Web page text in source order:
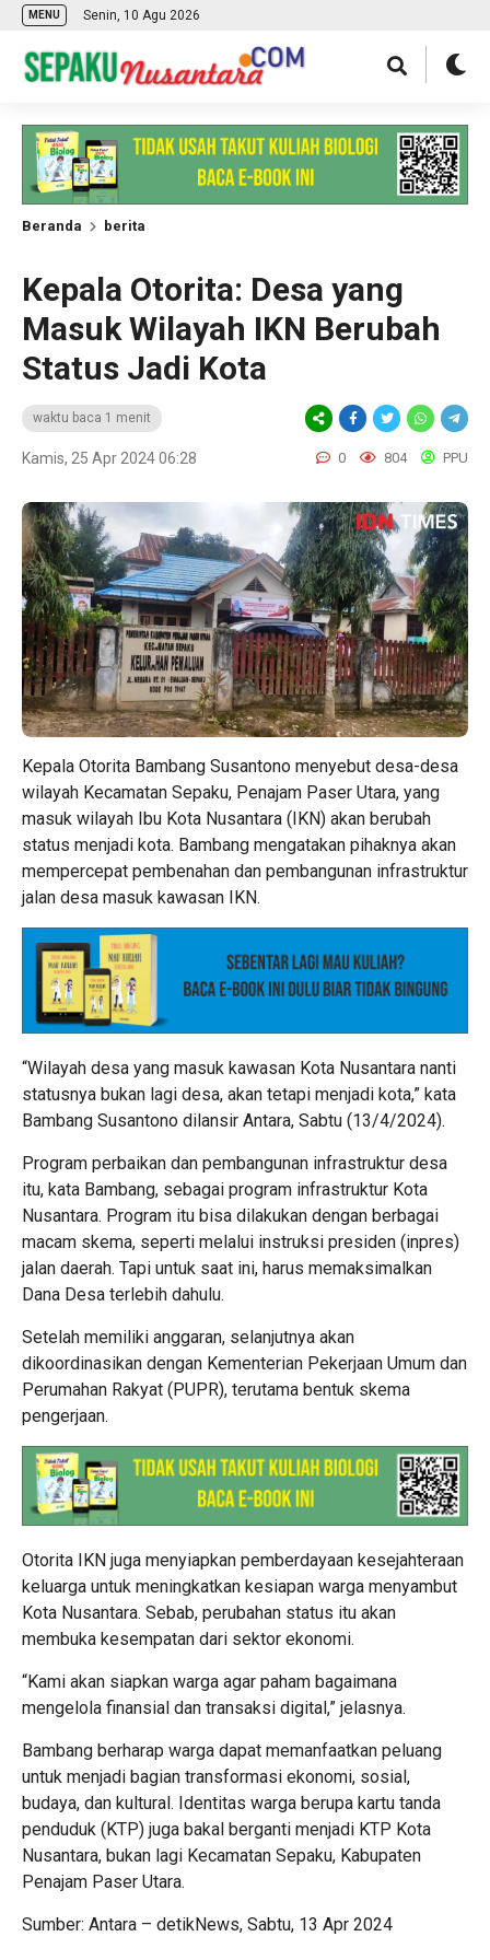
MENU Senin, 10 Agu 2026
Beranda berita
Kepala Otorita: Desa yang
Masuk Wilayah IKN Berubah
Status Jadi Kota
waktu baca 1 menit
Kamis, 25 Apr 2024 06:28 0 804 PPU
Kepala Otorita Bambang Susantono menyebut desa-desa
wilayah Kecamatan Sepaku, Penajam Paser Utara, yang
masuk wilayah Ibu Kota Nusantara (IKN) akan berubah
status menjadi kota. Bambang mengatakan pihaknya akan
mempercepat pembenahan dan pembangunan infrastruktur
jalan desa masuk kawasan IKN.
“Wilayah desa yang masuk kawasan Kota Nusantara nanti
statusnya bukan lagi desa, akan tetapi menjadi kota,” kata
Bambang Susantono dilansir Antara, Sabtu (13/4/2024).
Program perbaikan dan pembangunan infrastruktur desa
itu, kata Bambang, sebagai program infrastruktur Kota
Nusantara. Program itu bisa dilakukan dengan berbagai
macam skema, seperti melalui instruksi presiden (inpres)
jalan daerah. Tapi untuk saat ini, harus memaksimalkan
Dana Desa terlebih dahulu.
Setelah memiliki anggaran, selanjutnya akan
dikoordinasikan dengan Kementerian Pekerjaan Umum dan
Perumahan Rakyat (PUPR), terutama bentuk skema
pengerjaan.
Otorita IKN juga menyiapkan pemberdayaan kesejahteraan
keluarga untuk meningkatkan kesiapan warga menyambut
Kota Nusantara. Sebab, perubahan status itu akan
membuka kesempatan dari sektor ekonomi.
“Kami akan siapkan warga agar paham bagaimana
mengelola finansial dan transaksi digital,” jelasnya.
Bambang berharap warga dapat memanfaatkan peluang
untuk menjadi bagian transformasi ekonomi, sosial,
budaya, dan kultural. Identitas warga berupa kartu tanda
penduduk (KTP) juga bakal berganti menjadi KTP Kota
Nusantara, bukan lagi Kecamatan Sepaku, Kabupaten
Penajam Paser Utara.
Sumber: Antara – detikNews, Sabtu, 13 Apr 2024